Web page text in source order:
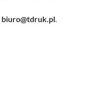
biuro@tdruk.pl.